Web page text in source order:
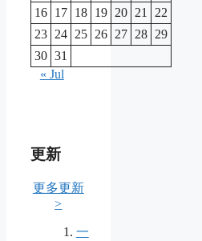
16 17 18 19 20 21
22
23 24 25 26 27 28 29
30 31
« Jul
更新
更多更新
>
一